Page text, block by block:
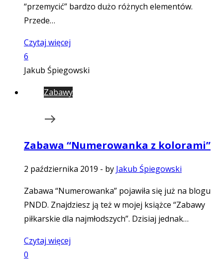
“przemycić” bardzo dużo różnych elementów.
Przede…
Czytaj więcej
6
Jakub Śpiegowski
Zabawy
Zabawa “Numerowanka z kolorami”
2 października 2019 - by Jakub Śpiegowski
Zabawa “Numerowanka” pojawiła się już na blogu
PNDD. Znajdziesz ją też w mojej książce “Zabawy
piłkarskie dla najmłodszych”. Dzisiaj jednak…
Czytaj więcej
0